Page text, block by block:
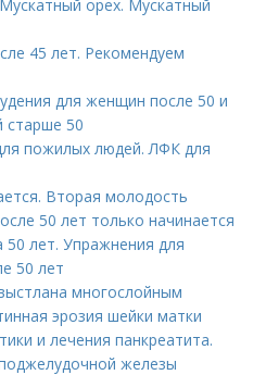
орех. Мускатный
45 лет. Рекомендуем
для женщин после 50 и
старше 50
пожилых людей. ЛФК для
Вторая молодость
50 лет только начинается
лет. Упражнения для
50 лет
многослойным
эрозия шейки матки
и лечения панкреатита.
железы